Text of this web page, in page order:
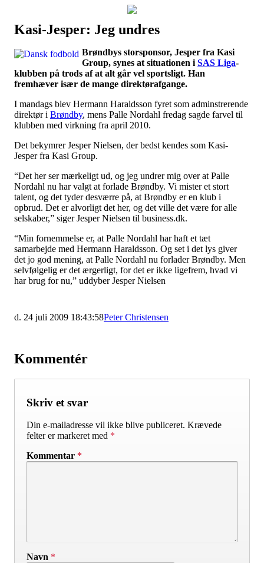
Наши партнеры
лучшие займы
Kasi-Jesper: Jeg undres
Brøndbys storsponsor, Jesper fra Kasi
Group, synes at situationen i SAS Liga-
klubben på trods af at alt går vel sportsligt. Han
fremhæver især de mange direktørafgange.
I mandags blev Hermann Haraldsson fyret som adminstrerende
direktør i Brøndby, mens Palle Nordahl fredag sagde farvel til
klubben med virkning fra april 2010.
Det bekymrer Jesper Nielsen, der bedst kendes som Kasi-
Jesper fra Kasi Group.
“Det her ser mærkeligt ud, og jeg undrer mig over at Palle
Nordahl nu har valgt at forlade Brøndby. Vi mister et stort
talent, og det tyder desværre på, at Brøndby er en klub i
opbrud. Det er alvorligt det her, og det ville det være for alle
selskaber,” siger Jesper Nielsen til business.dk.
“Min fornemmelse er, at Palle Nordahl har haft et tæt
samarbejde med Hermann Haraldsson. Og set i det lys giver
det jo god mening, at Palle Nordahl nu forlader Brøndby. Men
selvfølgelig er det ærgerligt, for det er ikke ligefrem, hvad vi
har brug for nu,” uddyber Jesper Nielsen
d. 24 juli 2009 18:43:58Peter Christensen
Kommentér
Skriv et svar
Din e-mailadresse vil ikke blive publiceret. Krævede
felter er markeret med *
Kommentar *
Navn *